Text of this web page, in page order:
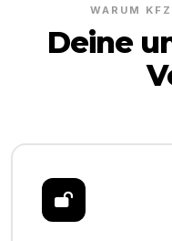
WARUM
Deine